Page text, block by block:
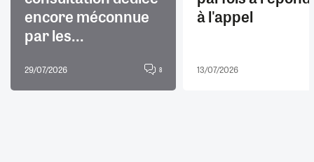
encore méconnue
par les...
29/07/2026 8
à l'appel
13/07/2026